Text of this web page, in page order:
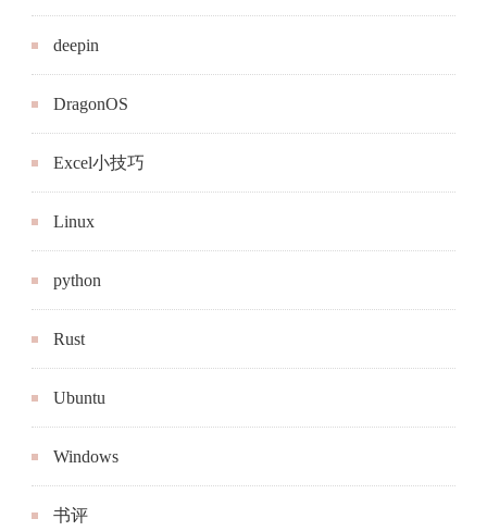
deepin
DragonOS
Excel小技巧
Linux
python
Rust
Ubuntu
Windows
书评